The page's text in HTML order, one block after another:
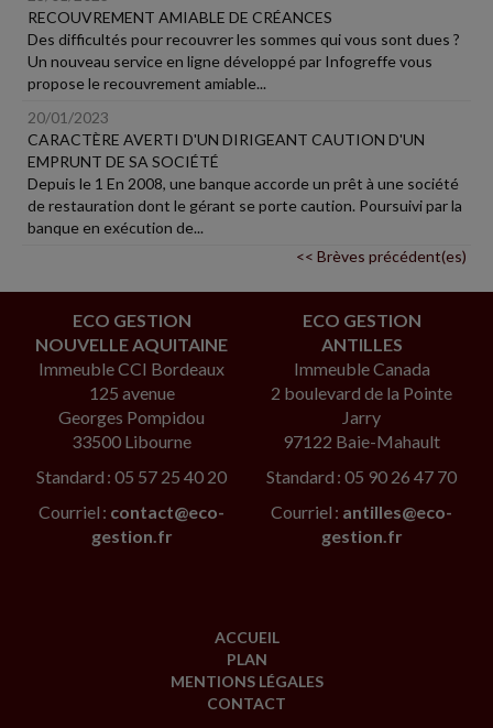
RECOUVREMENT AMIABLE DE CRÉANCES
Des difficultés pour recouvrer les sommes qui vous sont dues ?
Un nouveau service en ligne développé par Infogreffe vous
propose le recouvrement amiable...
20/01/2023
CARACTÈRE AVERTI D'UN DIRIGEANT CAUTION D'UN
EMPRUNT DE SA SOCIÉTÉ
Depuis le 1 En 2008, une banque accorde un prêt à une société
de restauration dont le gérant se porte caution. Poursuivi par la
banque en exécution de...
<< Brèves précédent(es)
ECO GESTION
NOUVELLE AQUITAINE
Immeuble CCI Bordeaux
125 avenue
Georges Pompidou
33500 Libourne
Standard : 05 57 25 40 20
Courriel : contact@eco-
gestion.fr
ECO GESTION
ANTILLES
Immeuble Canada
2 boulevard de la Pointe
Jarry
97122 Baie-Mahault
Standard : 05 90 26 47 70
Courriel : antilles@eco-
gestion.fr
ACCUEIL
PLAN
MENTIONS LÉGALES
CONTACT